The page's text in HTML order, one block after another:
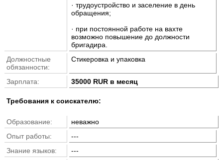
· трудоустройство и заселение в день
обращения;
· при постоянной работе на вахте
возможно повышение до должности
бригадира.
Должностные
обязанности:
Стикеровка и упаковка
Зарплата: 35000 RUR в месяц
Требования к соискателю:
Образование:
неважно
Опыт работы:
---
Знание языков:
---